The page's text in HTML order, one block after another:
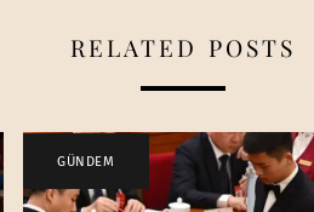
RELATED POSTS
GÜNDEM